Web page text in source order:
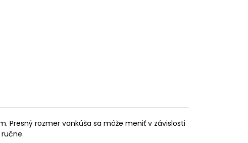
rozmer vankúša sa môže meniť v závislosti